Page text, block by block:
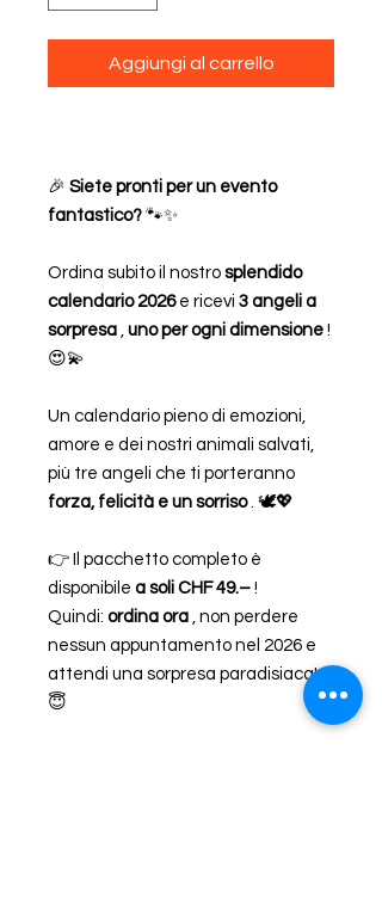
Aggiungi al carrello
🎉 Siete pronti per un evento
fantastico? 🐾✨
Ordina subito il nostro splendido
calendario 2026e ricevi 3 angeli a
sorpresa , uno per ogni dimensione !
😍💫
Un calendario pieno di emozioni,
amore e dei nostri animali salvati,
più tre angeli che ti porteranno
forza, felicità e un sorriso. 🕊️💖
👉 Il pacchetto completo è
disponibile a soli CHF 49.– !
Quindi: ordina ora , non perdere
nessun appuntamento nel 2026 e
attendi una sorpresa paradisiaca!
😇